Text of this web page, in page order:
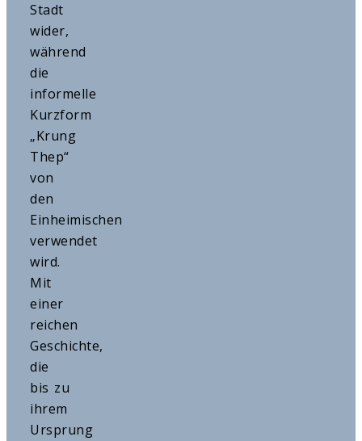
Stadt
wider,
während
die
informelle
Kurzform
„Krung
Thep“
von
den
Einheimischen
verwendet
wird.
Mit
einer
reichen
Geschichte,
die
bis zu
ihrem
Ursprung